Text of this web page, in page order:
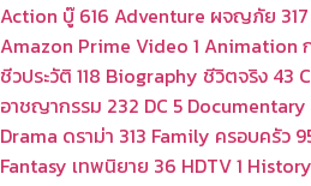
Action บู๊ 616 Adventure ผจญภัย 317
Amazon Prime Video 1 Animation
ชีวประวัติ 118 Biography ชีวิตจริง 43
อาชญากรรม 232 DC 5
Drama ดราม่า 313 Family ครอบครัว
Fantasy เทพนิยาย 36 HDTV1